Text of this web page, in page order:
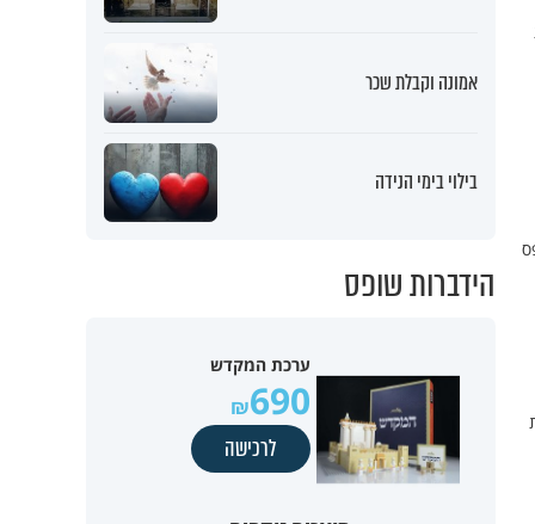
אמונה וקבלת שכר
בילוי בימי הנידה
הידברות שופס
ערכת המקדש
690
לרכישה